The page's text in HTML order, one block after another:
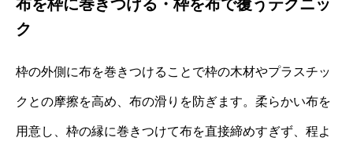
布を枠に巻きつける・枠を布で覆うテクニッ
ク
枠の外側に布を巻きつけることで枠の木材やプラスチッ
クとの摩擦を高め、布の滑りを防ぎます。柔らかい布を
用意し、枠の縁に巻きつけて布を直接締めすぎず、程よ